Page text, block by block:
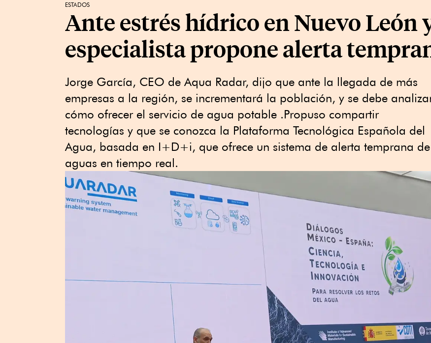
ESTADOS
Ante estrés hídrico en Nuevo León
especialista propone alerta
Jorge García, CEO de Aqua Radar, dijo que ante la llegada de más
empresas a la región, se incrementará la población, y se debe
cómo ofrecer el servicio de agua potable .Propuso compartir
tecnologías y que se conozca la Plataforma Tecnológica Española del
Agua, basada en I+D+i, que ofrece un sistema de alerta temprana de
aguas en tiempo real.